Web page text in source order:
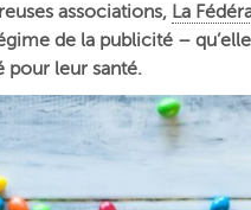
associations, La
de la publicité –
pour leur santé.